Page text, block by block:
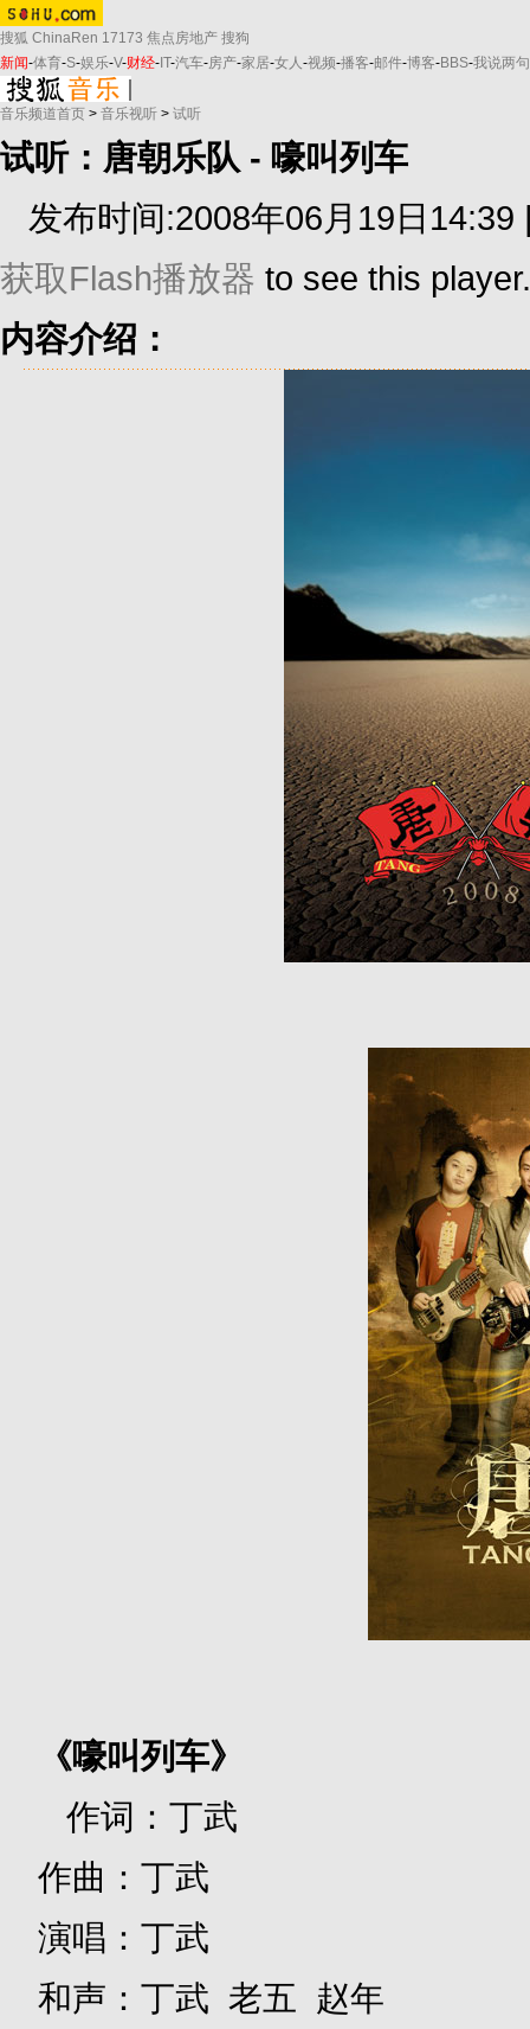
搜狐 ChinaRen 17173 焦点房地产 搜狗
新闻-体育-S-娱乐-V-财经- IT-汽车-房产-家居-女人-视频-播客-邮件-博客-BBS-我说两句
音乐频道首页 > 音乐视听 > 试听
试听：唐朝乐队 - 嚎叫列车
发布时间:2008年06月19日
获取Flash播放器 to see this player.
内容介绍：
《嚎叫列车》
作词：丁武
作曲：丁武
演唱：丁武
和声：丁武 老五 赵年